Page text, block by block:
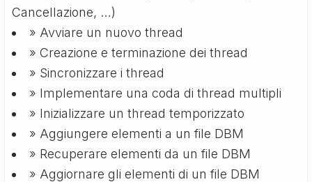
Cancellazione, …)
» Avviare un nuovo thread
» Creazione e terminazione dei thread
» Sincronizzare i thread
» Implementare una coda di thread multipli
» Inizializzare un thread temporizzato
» Aggiungere elementi a un file DBM
» Recuperare elementi da un file DBM
» Aggiornare gli elementi di un file DBM